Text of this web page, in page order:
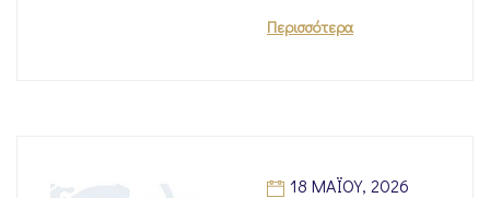
Περισσότερα
18 ΜΑΪ́ΟΥ, 2026